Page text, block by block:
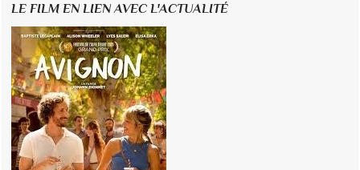
LE FILM EN LIEN AVEC L'ACTUALITÉ